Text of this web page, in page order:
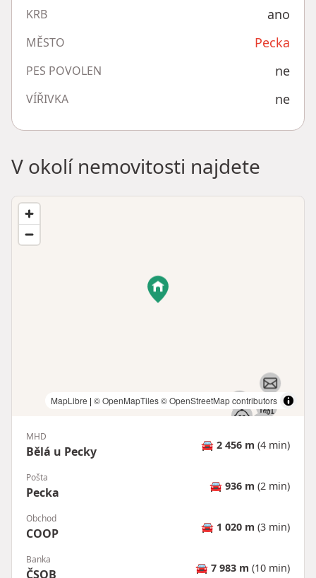
KRB ano
MĚSTO Pecka
PES POVOLEN ne
VÍŘIVKA ne
V okolí nemovitosti najdete
MapLibre | © OpenMapTiles© OpenStreetMap contributors
MHD
Bělá u Pecky 🚘 2 456 m (4 min)
Pošta
Pecka 🚘 936 m (2 min)
Obchod
COOP 🚘 1 020 m (3 min)
Banka
ČSOB 🚘 7 983 m (10 min)